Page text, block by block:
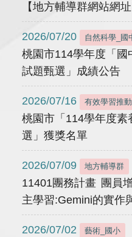
【地方輔導群網站網址
2026/07/20 自然科學_國
桃園市114學年度「國
試題甄選」成績公告
2026/07/16 有效學習推動
桃園市「114學年度
選」獲獎名單
2026/07/09 地方輔導群
11401團務計畫 團員
主學習:Gemini的實作
2026/07/02 藝術_國小